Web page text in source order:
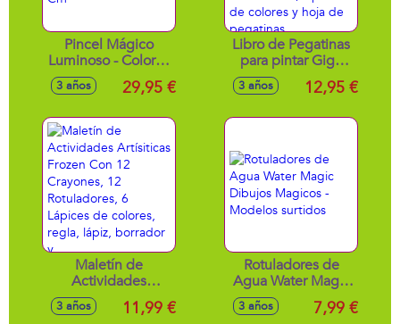
Pincel Mágico
Luminoso - Colorea
sin Manchas Color
Wonder
3 años 29,95 €
Libro de Pegatinas
para pintar Giga
Block Stitch 5 En 1
con bloc de dibujo,
hoja de pegatinas
3 años 12,95 €
Maletín de
Actividades
Artísiticas Frozen
Con 12 Crayones,
3 años 11,99 €
Rotuladores de
Agua Water Magic
Dibujos Magicos -
Modelos surtidos
3 años 7,99 €